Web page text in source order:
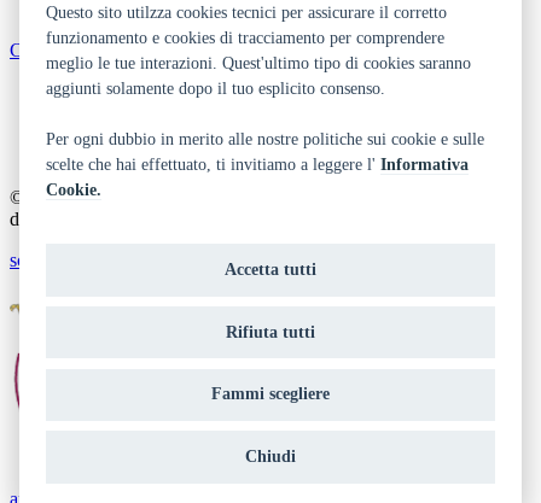
Come arrivare
Dichiarazione di accessibilità
Note legali e crediti
Art Bonus
© 2014 - 2026 TrentinoCultura - Ideazione e coordinamento a cura
del Dipartimento Cultura, Turismo, Promozione e Sport
scrivi alla redazione
Questo sito utilzza cookies tecnici per assicurare il corretto
funzionamento e cookies di tracciamento per comprendere
meglio le tue interazioni. Quest'ultimo tipo di cookies saranno
aggiunti solamente dopo il tuo esplicito consenso.
Per ogni dubbio in merito alle nostre politiche sui cookie e sulle
scelte che hai effettuato, ti invitiamo a leggere l'Informativa
Cookie.
Accetta tutti
Rifiuta tutti
Fammi scegliere
Chiudi